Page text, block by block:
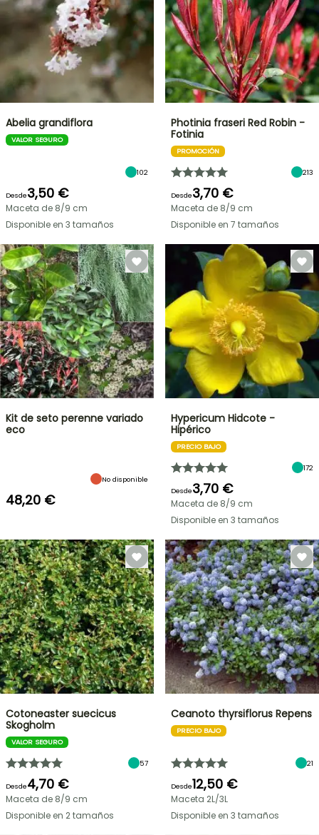
Abelia grandiflora
VALOR SEGURO
102
Desde3,50 €
Maceta de 8/9 cm
Disponible en 3 tamaños
Photinia fraseri Red Robin -
Fotinia
PROMOCIÓN
213
Desde3,70 €
Maceta de 8/9 cm
Disponible en 7 tamaños
Kit de seto perenne variado
eco
No disponible
48,20 €
Hypericum Hidcote -
Hipérico
PRECIO BAJO
172
Desde3,70 €
Maceta de 8/9 cm
Disponible en 3 tamaños
Cotoneaster suecicus
Skogholm
VALOR SEGURO
57
Desde4,70 €
Maceta de 8/9 cm
Disponible en 2 tamaños
Ceanoto thyrsiflorus Repens
PRECIO BAJO
21
Desde12,50 €
Maceta 2L/3L
Disponible en 3 tamaños